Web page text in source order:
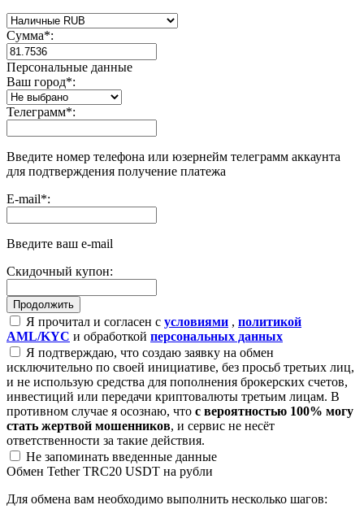
Сумма*:
Персональные данные
Ваш город*:
Телеграмм*:
Введите номер телефона или юзернейм телеграмм аккаунта
для подтверждения получение платежа
E-mail*:
Введите ваш e-mail
Скидочный купон:
Я прочитал и согласен с условиями , политикой
AML/KYC и обработкой персональных данных
Я подтверждаю, что создаю заявку на обмен
исключительно по своей инициативе, без просьб третьих лиц,
и не использую средства для пополнения брокерских счетов,
инвестиций или передачи криптовалюты третьим лицам. В
противном случае я осознаю, что с вероятностью 100% могу
стать жертвой мошенников, и сервис не несёт
ответственности за такие действия.
Не запоминать введенные данные
Обмен Tether TRC20 USDT на рубли
Для обмена вам необходимо выполнить несколько шагов: